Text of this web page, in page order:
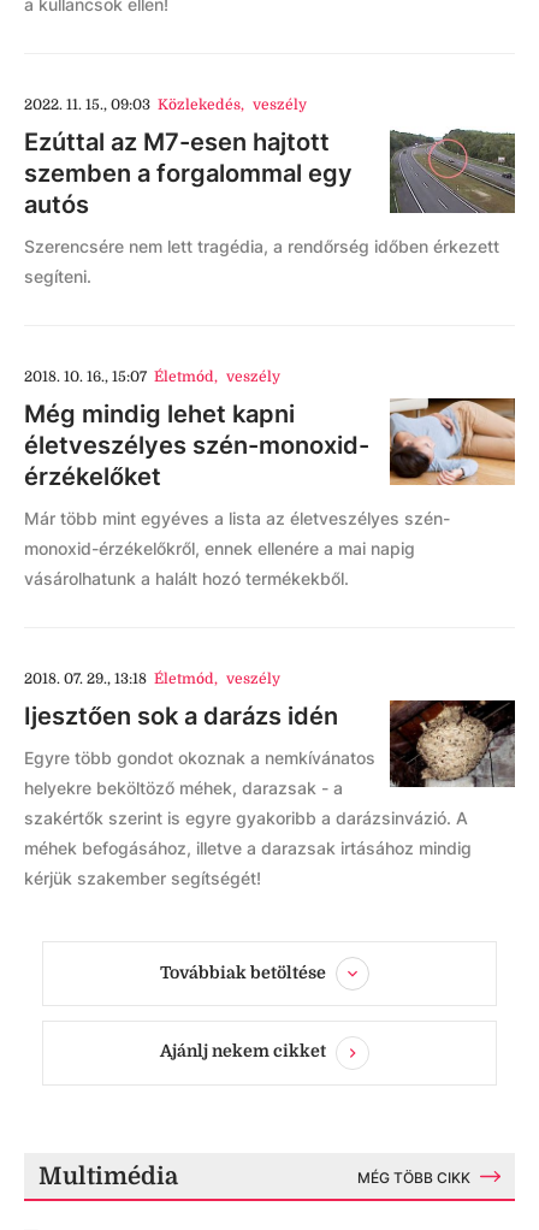
2022. 11. 15., 09:03 Közlekedés, veszély
Ezúttal az M7-esen hajtott
szemben a forgalommal egy
autós
Szerencsére nem lett tragédia, a rendőrség időben érkezett
segíteni.
2018. 10. 16., 15:07 Életmód, veszély
Még mindig lehet kapni
életveszélyes szén-monoxid-
érzékelőket
Már több mint egyéves a lista az életveszélyes szén-
monoxid-érzékelőkről, ennek ellenére a mai napig
vásárolhatunk a halált hozó termékekből.
2018. 07. 29., 13:18 Életmód, veszély
Ijesztően sok a darázs idén
Egyre több gondot okoznak a nemkívánatos
helyekre beköltöző méhek, darazsak - a
szakértők szerint is egyre gyakoribb a darázsinvázió. A
méhek befogásához, illetve a darazsak irtásához mindig
kérjük szakember segítségét!
Továbbiak betöltése
Ajánlj nekem cikket
Multimédia MÉG TÖBB CIKK